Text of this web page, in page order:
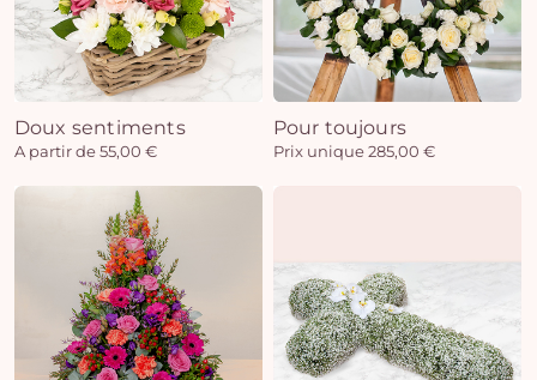
Doux sentiments
A partir de 55,00 €
Pour toujours
Prix unique 285,00 €